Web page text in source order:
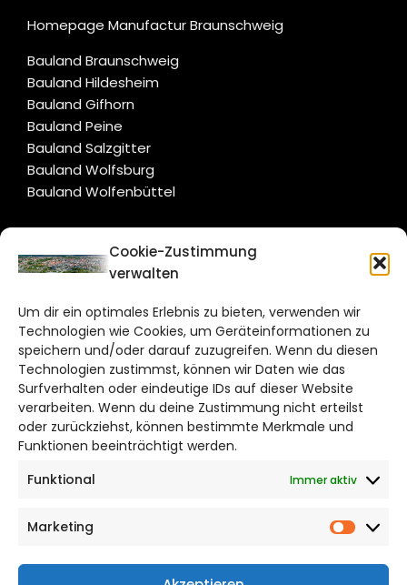
Cookie-Zustimmung
verwalten
Um dir ein optimales Erlebnis zu bieten, verwenden wir
Technologien wie Cookies, um Geräteinformationen zu
speichern und/oder darauf zuzugreifen. Wenn du diesen
Technologien zustimmst, können wir Daten wie das
Surfverhalten oder eindeutige IDs auf dieser Website
verarbeiten. Wenn du deine Zustimmung nicht erteilst
oder zurückziehst, können bestimmte Merkmale und
Funktionen beeinträchtigt werden.
Funktional
Immer aktiv
Marketing
Homepage Manufactur Braunschweig
Bauland Braunschweig
Bauland Hildesheim
Bauland Gifhorn
Bauland Peine
Bauland Salzgitter
Bauland Wolfsburg
Bauland Wolfenbüttel
CITYLIFE!
Bruchtorwall 12
38100 Braunschweig
Telefon: 0531 387220 – 65
DAS STADTMAGAZIN FÜR
BRAUNSCHWEIG
Impressum
Cookie Richtlinie
CITYLIFE! BEI FACEBOOK